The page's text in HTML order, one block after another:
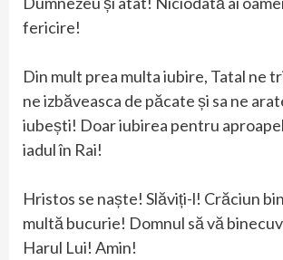
fericire!
Din mult prea multa iubire, Tatal ne
ne izbăveasca de păcate și sa ne
iubești! Doar iubirea pentru
iadul în Rai!
Hristos se naște! Slăviți-l! Crăciun
multă bucurie! Domnul să vă
Harul Lui! Amin!